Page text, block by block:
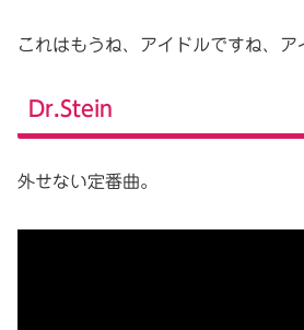
これはもうね、アイドルですね、ア
Dr.Stein
外せない定番曲。